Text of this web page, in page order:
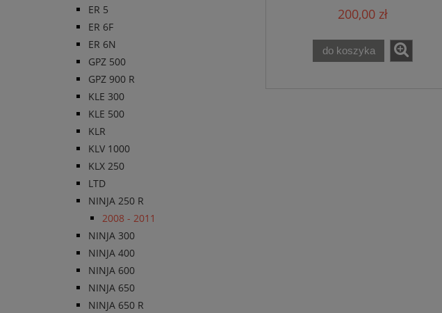
ER 5
ER 6F
ER 6N
GPZ 500
GPZ 900 R
KLE 300
KLE 500
KLR
KLV 1000
KLX 250
LTD
NINJA 250 R
2008 - 2011
NINJA 300
NINJA 400
NINJA 600
NINJA 650
NINJA 650 R
200,00 zł
do koszyka